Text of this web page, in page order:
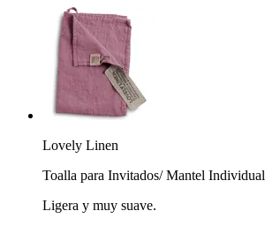
Lovely Linen
Toalla para Invitados/ Mantel Individual
Ligera y muy suave.